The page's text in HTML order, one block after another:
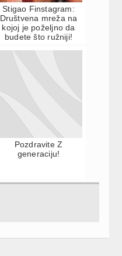
Stigao Finstagram:
Društvena mreža na
kojoj je poželjno da
budete što ružniji!
Pozdravite Z
generaciju!